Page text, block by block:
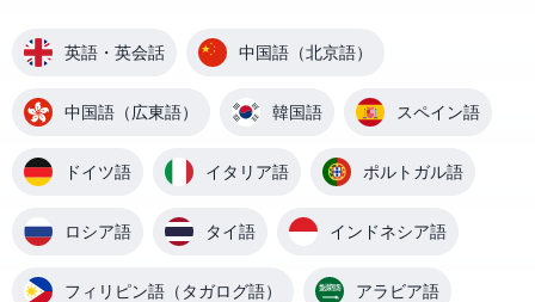
英語・英会話 中国語（北京語）
中国語（広東語） 韓国語 スペイン語
ドイツ語 イタリア語 ポルトガル語
ロシア語 タイ語 インドネシア語
フィリピン語（タガログ語） アラビア語